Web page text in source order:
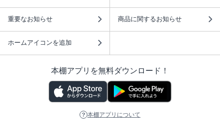
重要なお知らせ 商品に関するお知らせ
ホームアイコンを追加
本棚アプリを無料ダウンロード！
本棚アプリについて